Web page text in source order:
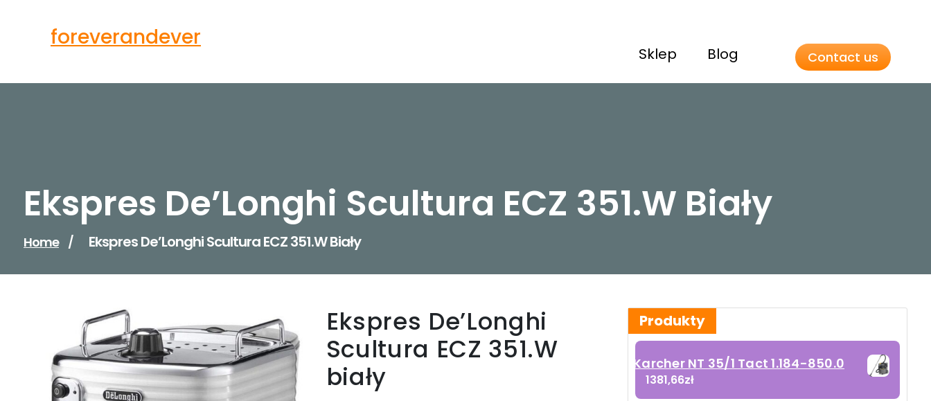
foreverandever
Sklep Blog Contact us
Ekspres De’Longhi Scultura ECZ 351.W Biały
Home / Ekspres De’Longhi Scultura ECZ 351.W Biały
Ekspres De’Longhi
Scultura ECZ 351.W
biały
Produkty
Karcher NT 35/1 Tact 1.184-850.0
1381,66zł